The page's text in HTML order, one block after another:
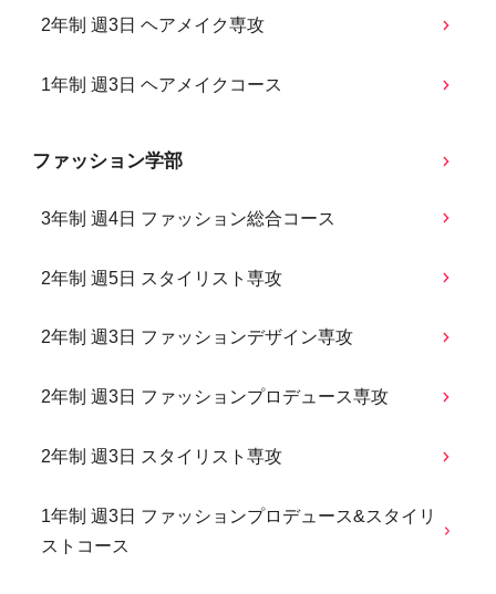
2年制 週3日 ヘアメイク専攻
1年制 週3日 ヘアメイクコース
ファッション学部
3年制 週4日 ファッション総合コース
2年制 週5日 スタイリスト専攻
2年制 週3日 ファッションデザイン専攻
2年制 週3日 ファッションプロデュース専攻
2年制 週3日 スタイリスト専攻
1年制 週3日 ファッションプロデュース&スタイリ
ストコース